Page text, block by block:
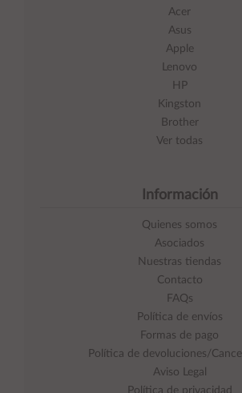
Acer
Asus
Apple
Lenovo
HP
Kingston
Brother
Ver todas
Información
Quienes somos
Asociados
Nuestras tiendas
Contacto
FAQs
Política de envíos
Formas de pago
Política de devoluciones/
Aviso Legal
Política de privacidad